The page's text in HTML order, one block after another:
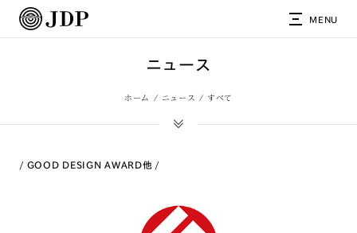
MENU
ニュース
ホーム ニュース すべて
GOOD DESIGN AWARD他